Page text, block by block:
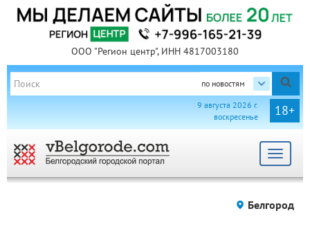
ООО "Регион центр", ИНН 4817003180
по новостям
18+
9 августа 2026 г.
воскресенье
Toggle
Белгород